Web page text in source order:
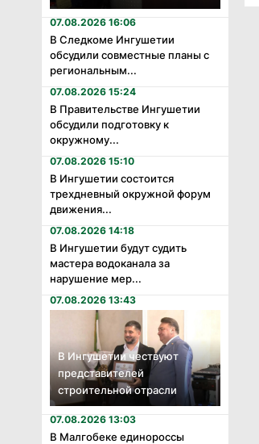
07.08.2026 16:06
В Следкоме Ингушетии
обсудили совместные планы с
региональным...
07.08.2026 15:24
В Правительстве Ингушетии
обсудили подготовку к
окружному...
07.08.2026 15:10
В Ингушетии состоится
трехдневный окружной форум
движения...
07.08.2026 14:18
В Ингушетии будут судить
мастера водоканала за
нарушение мер...
07.08.2026 13:43
В Ингушетии чествуют
представителей
строительной отрасли
07.08.2026 13:03
В Малгобеке единороссы